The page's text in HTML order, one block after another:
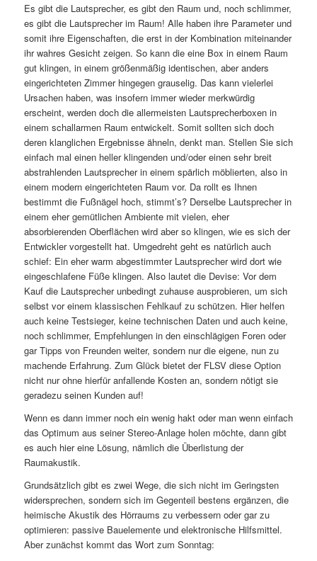
Es gibt die Lautsprecher, es gibt den Raum und, noch schlimmer,
es gibt die Lautsprecher im Raum! Alle haben ihre Parameter und
somit ihre Eigenschaften, die erst in der Kombination miteinander
ihr wahres Gesicht zeigen. So kann die eine Box in einem Raum
gut klingen, in einem größenmäßig identischen, aber anders
eingerichteten Zimmer hingegen grauselig. Das kann vielerlei
Ursachen haben, was insofern immer wieder merkwürdig
erscheint, werden doch die allermeisten Lautsprecherboxen in
einem schallarmen Raum entwickelt. Somit sollten sich doch
deren klanglichen Ergebnisse ähneln, denkt man. Stellen Sie sich
einfach mal einen heller klingenden und/oder einen sehr breit
abstrahlenden Lautsprecher in einem spärlich möblierten, also in
einem modern eingerichteten Raum vor. Da rollt es Ihnen
bestimmt die Fußnägel hoch, stimmt’s? Derselbe Lautsprecher in
einem eher gemütlichen Ambiente mit vielen, eher
absorbierenden Oberflächen wird aber so klingen, wie es sich der
Entwickler vorgestellt hat. Umgedreht geht es natürlich auch
schief: Ein eher warm abgestimmter Lautsprecher wird dort wie
eingeschlafene Füße klingen. Also lautet die Devise: Vor dem
Kauf die Lautsprecher unbedingt zuhause ausprobieren, um sich
selbst vor einem klassischen Fehlkauf zu schützen. Hier helfen
auch keine Testsieger, keine technischen Daten und auch keine,
noch schlimmer, Empfehlungen in den einschlägigen Foren oder
gar Tipps von Freunden weiter, sondern nur die eigene, nun zu
machende Erfahrung. Zum Glück bietet der FLSV diese Option
nicht nur ohne hierfür anfallende Kosten an, sondern nötigt sie
geradezu seinen Kunden auf!
Wenn es dann immer noch ein wenig hakt oder man wenn einfach
das Optimum aus seiner Stereo-Anlage holen möchte, dann gibt
es auch hier eine Lösung, nämlich die Überlistung der
Raumakustik.
Grundsätzlich gibt es zwei Wege, die sich nicht im Geringsten
widersprechen, sondern sich im Gegenteil bestens ergänzen, die
heimische Akustik des Hörraums zu verbessern oder gar zu
optimieren: passive Bauelemente und elektronische Hilfsmittel.
Aber zunächst kommt das Wort zum Sonntag: